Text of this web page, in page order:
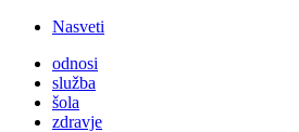
Nasveti
odnosi
služba
šola
zdravje